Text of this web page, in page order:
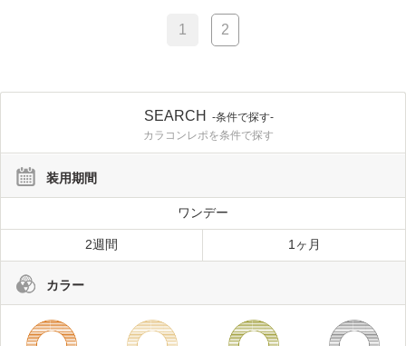
1 2
SEARCH
-条件で探す-
カラコンレポを条件で探す
装用期間
ワンデー
2週間 1ヶ月
カラー